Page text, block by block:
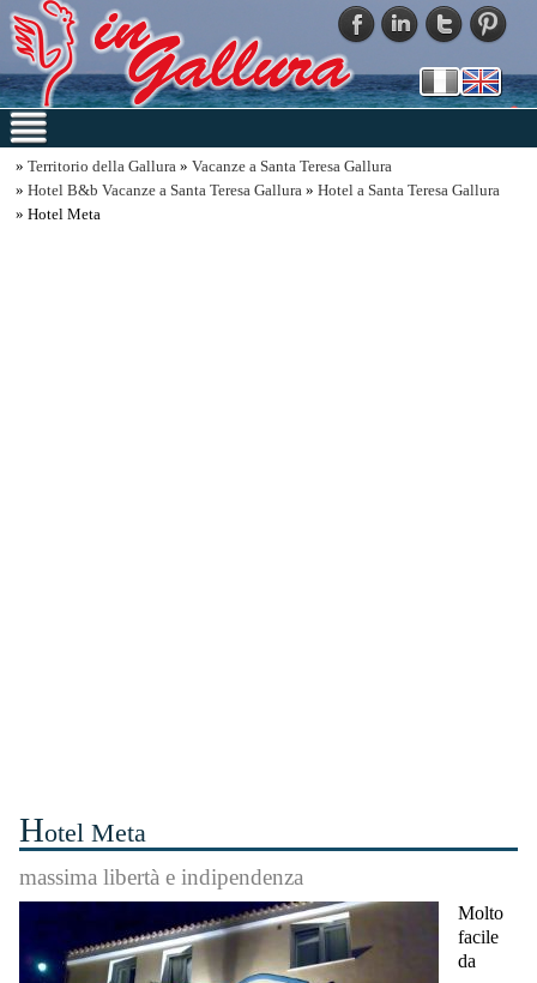
» Territorio della Gallura » Vacanze a Santa Teresa Gallura
» Hotel B&b Vacanze a Santa Teresa Gallura » Hotel a Santa Teresa Gallura
» Hotel Meta
Hotel Meta
massima libertà e indipendenza
Molto
facile
da